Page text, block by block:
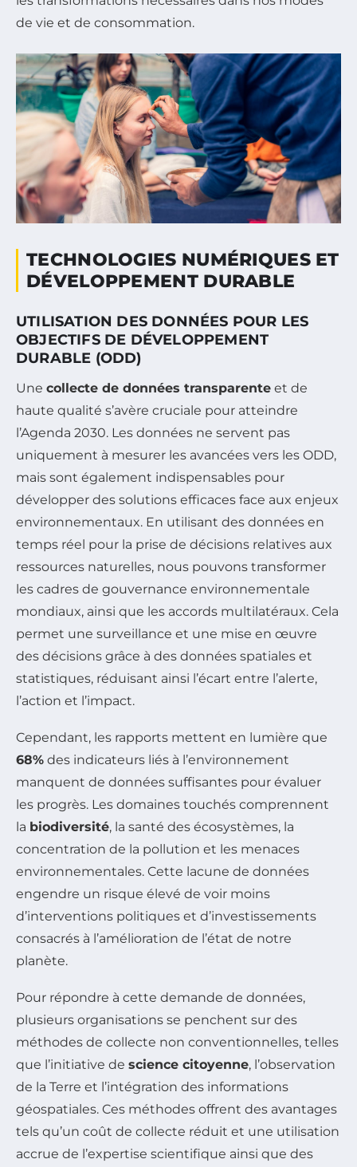
de vie et de consommation.
TECHNOLOGIES NUMÉRIQUES ET
DÉVELOPPEMENT DURABLE
UTILISATION DES DONNÉES POUR LES
OBJECTIFS DE DÉVELOPPEMENT
DURABLE (ODD)
Une collecte de données transparente et de
haute qualité s’avère cruciale pour atteindre
l’Agenda 2030. Les données ne servent pas
uniquement à mesurer les avancées vers les ODD,
mais sont également indispensables pour
développer des solutions efficaces face aux enjeux
environnementaux. En utilisant des données en
temps réel pour la prise de décisions relatives aux
ressources naturelles, nous pouvons transformer
les cadres de gouvernance environnementale
mondiaux, ainsi que les accords multilatéraux. Cela
permet une surveillance et une mise en œuvre
des décisions grâce à des données spatiales et
statistiques, réduisant ainsi l’écart entre l’alerte,
l’action et l’impact.
Cependant, les rapports mettent en lumière que
68% des indicateurs liés à l’environnement
manquent de données suffisantes pour évaluer
les progrès. Les domaines touchés comprennent
la biodiversité, la santé des écosystèmes, la
concentration de la pollution et les menaces
environnementales. Cette lacune de données
engendre un risque élevé de voir moins
d’interventions politiques et d’investissements
consacrés à l’amélioration de l’état de notre
planète.
Pour répondre à cette demande de données,
plusieurs organisations se penchent sur des
méthodes de collecte non conventionnelles, telles
que l’initiative de science citoyenne, l’observation
de la Terre et l’intégration des informations
géospatiales. Ces méthodes offrent des avantages
tels qu’un coût de collecte réduit et une utilisation
accrue de l’expertise scientifique ainsi que des